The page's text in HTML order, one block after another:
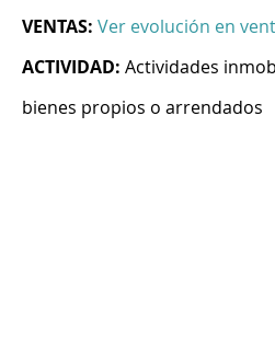
VENTAS: Ver evolución en
ACTIVIDAD: Actividades
bienes propios o arrendados